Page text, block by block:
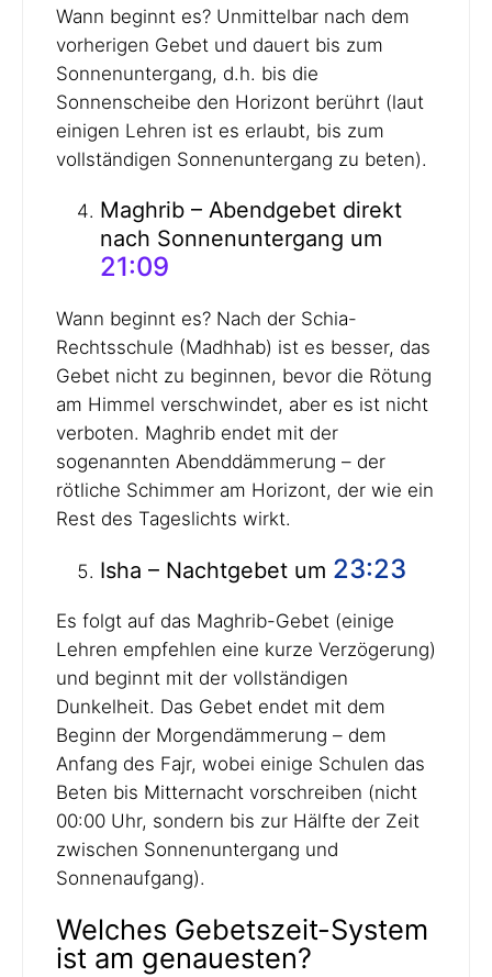
Wann beginnt es? Unmittelbar nach dem
vorherigen Gebet und dauert bis zum
Sonnenuntergang, d.h. bis die
Sonnenscheibe den Horizont berührt (laut
einigen Lehren ist es erlaubt, bis zum
vollständigen Sonnenuntergang zu beten).
Maghrib – Abendgebet direkt
nach Sonnenuntergang um
21:09
Wann beginnt es? Nach der Schia-
Rechtsschule (Madhhab) ist es besser, das
Gebet nicht zu beginnen, bevor die Rötung
am Himmel verschwindet, aber es ist nicht
verboten. Maghrib endet mit der
sogenannten Abenddämmerung – der
rötliche Schimmer am Horizont, der wie ein
Rest des Tageslichts wirkt.
Isha – Nachtgebet um 23:23
Es folgt auf das Maghrib-Gebet (einige
Lehren empfehlen eine kurze Verzögerung)
und beginnt mit der vollständigen
Dunkelheit. Das Gebet endet mit dem
Beginn der Morgendämmerung – dem
Anfang des Fajr, wobei einige Schulen das
Beten bis Mitternacht vorschreiben (nicht
00:00 Uhr, sondern bis zur Hälfte der Zeit
zwischen Sonnenuntergang und
Sonnenaufgang).
Welches Gebetszeit-System
ist am genauesten?